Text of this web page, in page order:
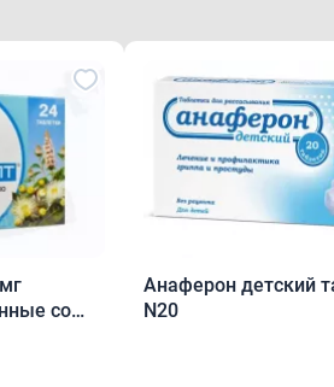
со
Анаферон детский
N20